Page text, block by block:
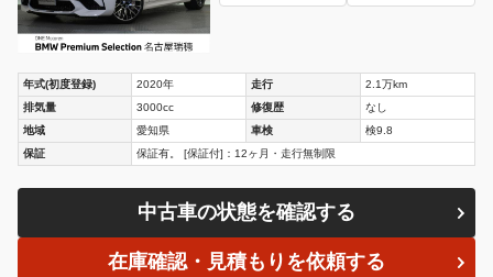
年式(初度登録) 2020年 走行
2.1万km
排気量
3000cc 修復歴
なし
地域
愛知県 車検
検9.8
保証
保証有。 [保証付]：12ヶ月・走行無制限
中古車の状態を確認する
在庫確認・見積もりを依頼する